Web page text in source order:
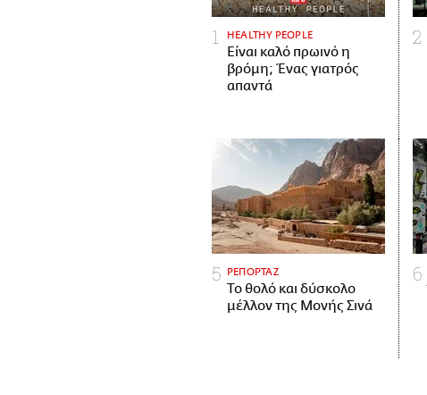
HEALTHY PEOPLE
Είναι καλό πρωινό η
βρόμη; Ένας γιατρός
απαντά
ΡΕΠΟΡΤΑΖ
Το θολό και δύσκολο
μέλλον της Μονής Σινά